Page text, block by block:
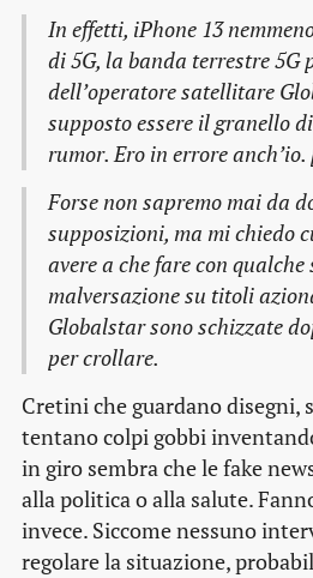
In effetti, iPhone 13
di 5G, la banda terrestre 5G
dell’operatore satellitare
supposto essere il granello
rumor. Ero in errore
Forse non sapremo mai da
supposizioni, ma mi chiedo
avere a che fare con
malversazione su titoli
Globalstar sono schizzate
per crollare.
Cretini che guardano disegni,
tentano colpi gobbi
in giro sembra che le fake
alla politica o alla salute.
invece. Siccome nessuno
regolare la situazione,